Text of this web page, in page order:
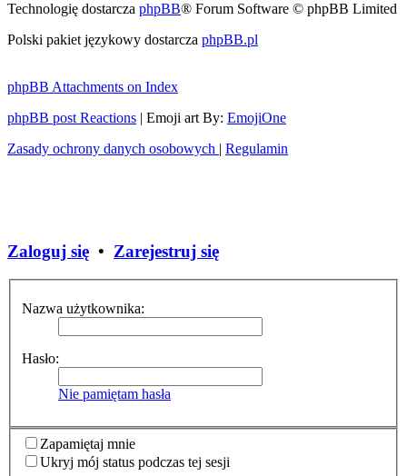
Technologię dostarcza phpBB® Forum Software © phpBB Limited
Polski pakiet językowy dostarcza phpBB.pl
phpBB Attachments on Index
phpBB post Reactions | Emoji art By: EmojiOne
Zasady ochrony danych osobowych | Regulamin
Zaloguj się • Zarejestruj się
Nazwa użytkownika:
Hasło:
Nie pamiętam hasła
Zapamiętaj mnie
Ukryj mój status podczas tej sesji